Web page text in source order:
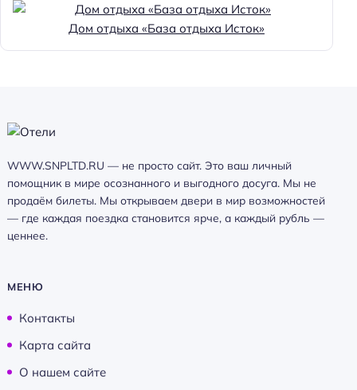
Дом отдыха «База отдыха Исток»
WWW.SNPLTD.RU — не просто сайт. Это ваш личный
помощник в мире осознанного и выгодного досуга. Мы не
продаём билеты. Мы открываем двери в мир возможностей
— где каждая поездка становится ярче, а каждый рубль —
ценнее.
МЕНЮ
Контакты
Карта сайта
О нашем сайте